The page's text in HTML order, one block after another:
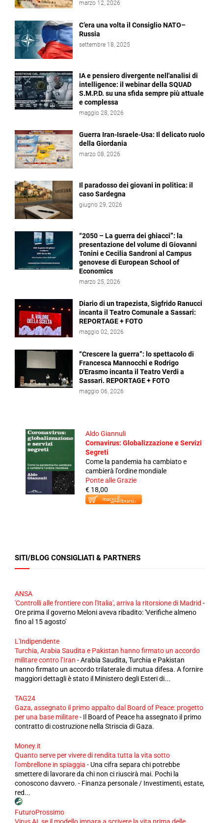
marzo 12, 2026
C’era una volta il Consiglio NATO–
Russia
settembre 18, 2025
IA e pensiero divergente nell'analisi di
intelligence: il webinar della SQUAD
S.M.P.D. su una sfida sempre più attuale
e complessa
maggio 28, 2026
Guerra Iran-Israele-Usa: Il delicato ruolo
della Giordania
marzo 08, 2026
Il paradosso dei giovani in politica: il
caso Sardegna
giugno 29, 2026
“2050 – La guerra dei ghiacci”: la
presentazione del volume di Giovanni
Tonini e Cecilia Sandroni al Campus
genovese di European School of
Economics
marzo 25, 2026
Diario di un trapezista, Sigfrido Ranucci
incanta il Teatro Comunale a Sassari:
REPORTAGE + FOTO
maggio 02, 2026
“Crescere la guerra”: lo spettacolo di
Francesca Mannocchi e Rodrigo
D'Erasmo incanta il Teatro Verdi a
Sassari. REPORTAGE + FOTO
maggio 06, 2026
Aldo Giannuli
Cornavirus: Globalizzazione e Servizi
Segreti
Come la pandemia ha cambiato e
cambierà l'ordine mondiale
Ponte alle Grazie
€ 18,00
SITI/BLOG CONSIGLIATI & PARTNERS
ANSA
'Controlli alle frontiere con l'Italia', arriva la ritorsione di Madrid -
Ore prima il governo Meloni aveva ribadito: 'Verifiche almeno
fino al 15 agosto'
L'Indipendente
Turchia, Arabia Saudita e Pakistan hanno firmato un accordo
militare contro l’Iran -Arabia Saudita, Turchia e Pakistan
hanno firmato un accordo trilaterale di mutua difesa. A fornire
maggiori dettagli è stato il Ministero degli Esteri di...
TAG24
Gaza, assegnato il primo appalto dal Board of Peace: progetto
per una base militare- Il Board of Peace ha assegnato il primo
contratto di costruzione nella Striscia di Gaza.
Money.it
Quanto serve per vivere di rendita tutta la vita sotto
l'ombrellone in spiaggia - Una cifra separa chi potrebbe
smettere di lavorare da chi non ci riuscirà mai. Pochi la
conoscono davvero. - Finanza personale / Investimenti, estate,
red...
FuturoProssimo
Virus AI, se il modello impara a scrivere la vita prima delle